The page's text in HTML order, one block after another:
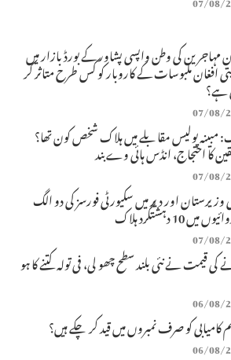
مہاجرین کی وطن واپسی پشاور کے بورڈ بازار میں
افغان ملبوسات کے کاروبار کو کس طرح متاثر کر
ہے؟
07/08/
پولیس مقابلے میں ہلاک شخص کون تھا؟
کا احتجاج، انڈس ہائی وے بند
07/08/
وزیرستان اور دیر میں سکیورٹی فورسز کی دو الگ
میں 10 دہشتگرد ہلاک
07/08/
قیمت نے نئی بلند سطح چھو لی، فی تولہ کتنے کا ہو
06/08/
کامیابی کو صرف نمبروں میں قید کر چکے ہیں؟
06/08/